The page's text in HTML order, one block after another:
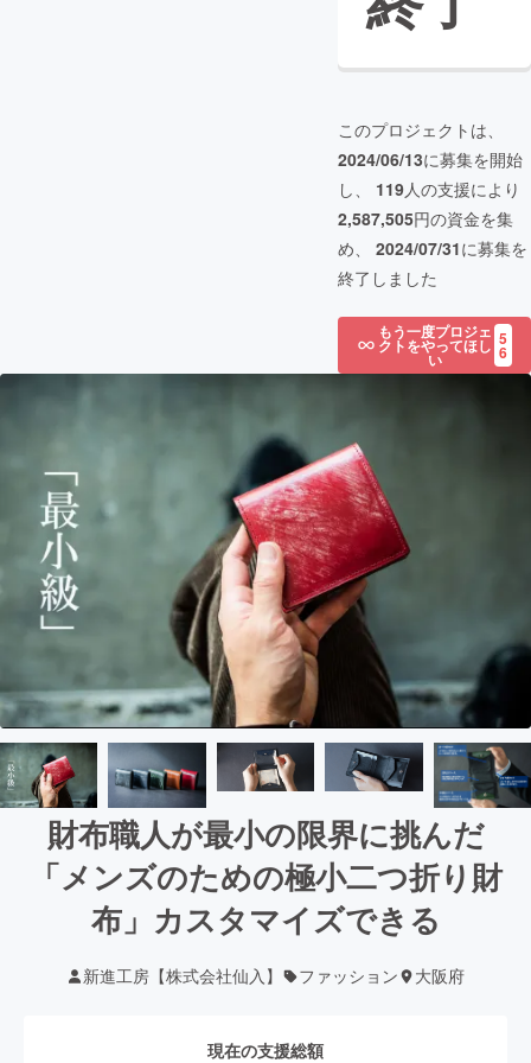
このプロジェクトは、
2024/06/13に募集を開始
し、 119人の支援により
2,587,505円の資金を集
め、 2024/07/31に募集を
終了しました
もう一度プロジェ
クトをやってほし
い
5
6
財布職人が最小の限界に挑んだ
「メンズのための極小二つ折り財
布」カスタマイズできる
新進工房【株式会社仙入】 ファッション 大阪府
現在の支援総額